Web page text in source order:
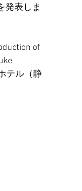
発表しま
of
テル（静